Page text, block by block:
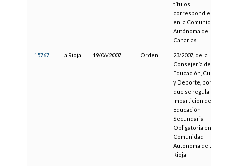
títulos
correspondientes,
en la Comunidad
Autónoma de
Canarias
15767 La Rioja 19/06/2007 Orden
23/2007, de la
Consejería de
Educación, Cultura
y Deporte, por la
que se regula la
Impartición de la
Educación
Secundaria
Obligatoria en la
Comunidad
Autónoma de La
Rioja